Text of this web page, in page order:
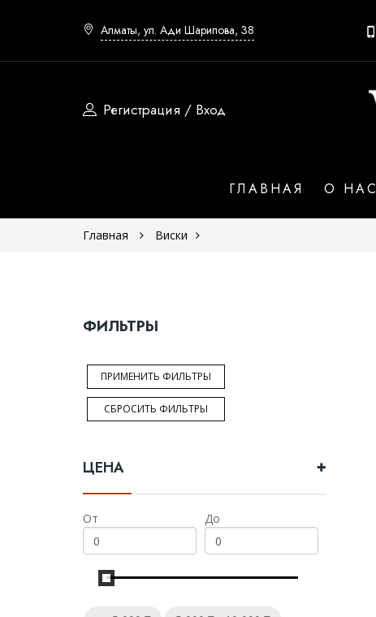
Алматы, ул. Ади Шарипова, 38
Регистрация / Вход
ГЛАВНАЯ О НАС
Главная Виски
ФИЛЬТРЫ
ПРИМЕНИТЬ ФИЛЬТРЫ
СБРОСИТЬ ФИЛЬТРЫ
ЦЕНА
От До
Шотландия
Купажированный
Купажированный солод
Солодовый